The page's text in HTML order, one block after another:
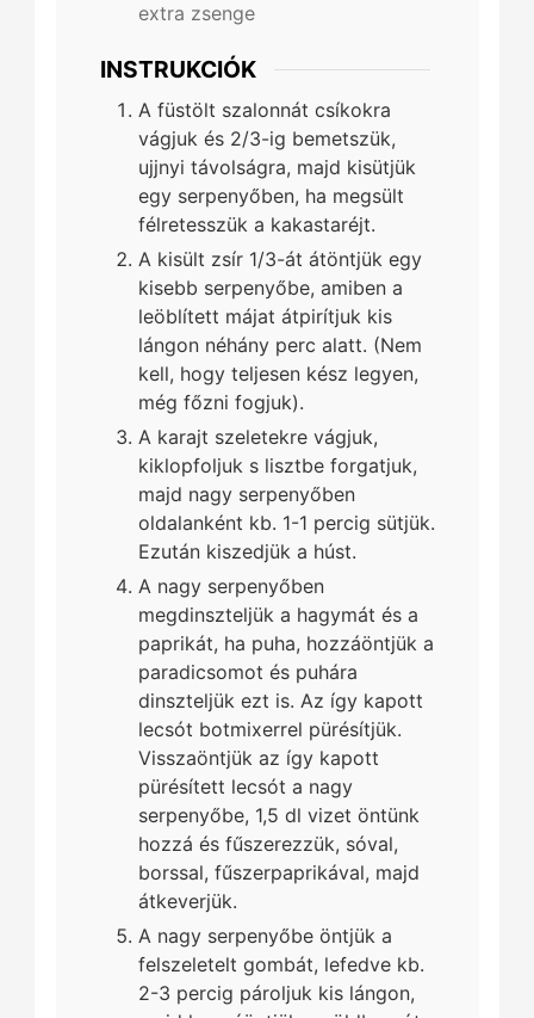
extra zsenge
INSTRUKCIÓK
A füstölt szalonnát csíkokra
vágjuk és 2/3-ig bemetszük,
ujjnyi távolságra, majd kisütjük
egy serpenyőben, ha megsült
félretesszük a kakastaréjt.
A kisült zsír 1/3-át átöntjük egy
kisebb serpenyőbe, amiben a
leöblített májat átpirítjuk kis
lángon néhány perc alatt. (Nem
kell, hogy teljesen kész legyen,
még főzni fogjuk).
A karajt szeletekre vágjuk,
kiklopfoljuk s lisztbe forgatjuk,
majd nagy serpenyőben
oldalanként kb. 1-1 percig sütjük.
Ezután kiszedjük a húst.
A nagy serpenyőben
megdinszteljük a hagymát és a
paprikát, ha puha, hozzáöntjük a
paradicsomot és puhára
dinszteljük ezt is. Az így kapott
lecsót botmixerrel pürésítjük.
Visszaöntjük az így kapott
pürésített lecsót a nagy
serpenyőbe, 1,5 dl vizet öntünk
hozzá és fűszerezzük, sóval,
borssal, fűszerpaprikával, majd
átkeverjük.
A nagy serpenyőbe öntjük a
felszeletelt gombát, lefedve kb.
2-3 percig pároljuk kis lángon,